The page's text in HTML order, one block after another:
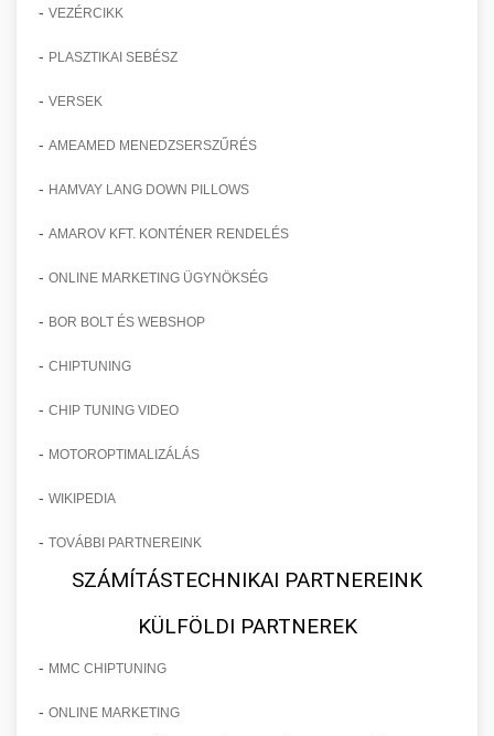
- VEZÉRCIKK
- PLASZTIKAI SEBÉSZ
- VERSEK
- AMEAMED MENEDZSERSZŰRÉS
- HAMVAY LANG DOWN PILLOWS
- AMAROV KFT. KONTÉNER RENDELÉS
- ONLINE MARKETING ÜGYNÖKSÉG
- BOR BOLT ÉS WEBSHOP
- CHIPTUNING
- CHIP TUNING VIDEO
- MOTOROPTIMALIZÁLÁS
- WIKIPEDIA
- TOVÁBBI PARTNEREINK
SZÁMÍTÁSTECHNIKAI PARTNEREINK
KÜLFÖLDI PARTNEREK
- MMC CHIPTUNING
- ONLINE MARKETING